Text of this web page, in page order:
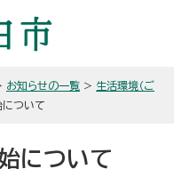
お知らせの一覧 > 生活環境（ご
ついて
について